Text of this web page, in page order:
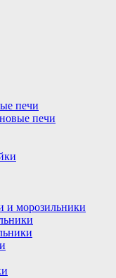
печи
печи
и морозильники